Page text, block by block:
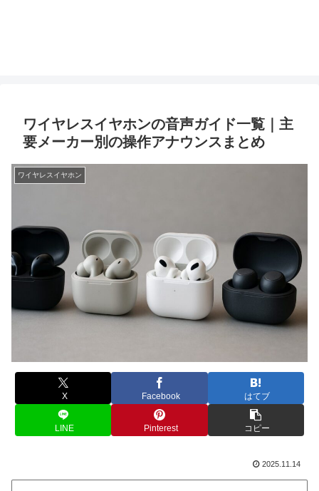
ワイヤレスイヤホンの音声ガイド一覧｜主
要メーカー別の操作アナウンスまとめ
ワイヤレスイヤホン
X Facebook はてブ
LINE Pinterest コピー
2025.11.14